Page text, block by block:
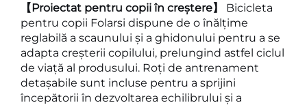
【Proiectat pentru copii în creștere】 Bicicleta
pentru copii Folarsi dispune de o înălțime
reglabilă a scaunului și a ghidonului pentru a se
adapta creșterii copilului, prelungind astfel ciclul
de viață al produsului. Roți de antrenament
detașabile sunt incluse pentru a sprijini
începătorii în dezvoltarea echilibrului și a